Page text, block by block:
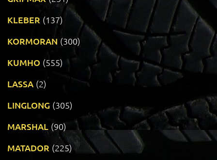
KLEBER (137)
KORMORAN (300)
KUMHO (555)
LASSA (2)
LINGLONG (305)
MARSHAL (90)
MATADOR (225)